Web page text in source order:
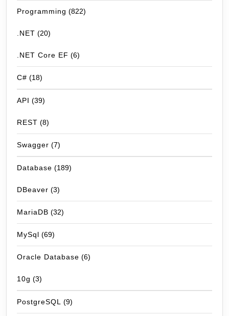
Programming (822)
.NET (20)
.NET Core EF (6)
C# (18)
API (39)
REST (8)
Swagger (7)
Database (189)
DBeaver (3)
MariaDB (32)
MySql (69)
Oracle Database (6)
10g (3)
PostgreSQL (9)